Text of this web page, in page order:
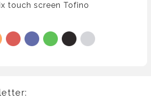
touch screen Tofino